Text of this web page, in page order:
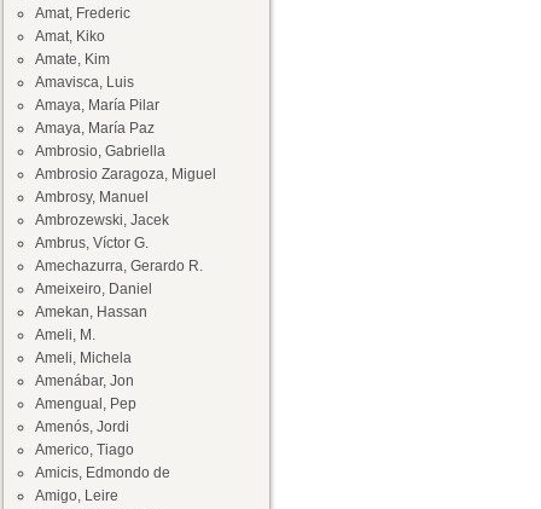
Amat, Frederic
Amat, Kiko
Amate, Kim
Amavisca, Luis
Amaya, María Pilar
Amaya, María Paz
Ambrosio, Gabriella
Ambrosio Zaragoza, Miguel
Ambrosy, Manuel
Ambrozewski, Jacek
Ambrus, Víctor G.
Amechazurra, Gerardo R.
Ameixeiro, Daniel
Amekan, Hassan
Ameli, M.
Ameli, Michela
Amenábar, Jon
Amengual, Pep
Amenós, Jordi
Americo, Tiago
Amicis, Edmondo de
Amigo, Leire